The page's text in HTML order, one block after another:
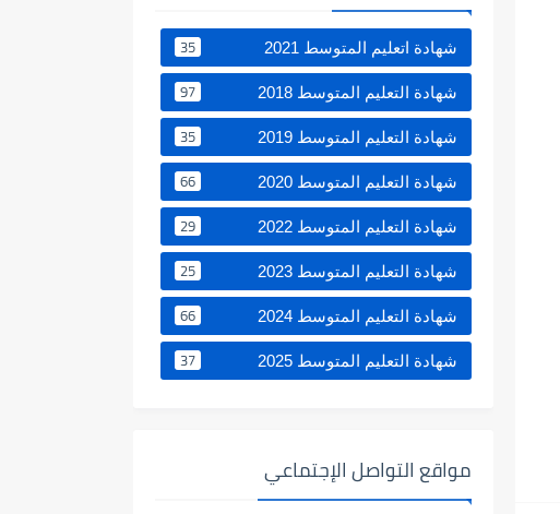
شهادة اتعليم المتوسط 2021 35
شهادة التعليم المتوسط 2018 97
شهادة التعليم المتوسط 2019 35
شهادة التعليم المتوسط 2020 66
شهادة التعليم المتوسط 2022 29
شهادة التعليم المتوسط 2023 25
شهادة التعليم المتوسط 2024 66
شهادة التعليم المتوسط 2025 37
مواقع التواصل الإجتماعي